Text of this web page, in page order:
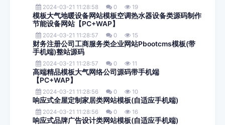
2024-03-21 11:28:58 0 19
模板大气地暖设备网站模板空调热水器设备类源码制作
节能设备网站【PC+WAP】
2024-03-21 11:28:57 0 15
财务注册公司工商服务类企业网站Pbootcms模板(带
手机端)整站源码
2024-03-21 11:28:57 0 11
高端精品模板大气网络公司源码带手机端
【PC+WAP】
2024-03-21 11:28:56 0 10
响应式全屋定制家居类网站模板(自适应手机端)
2024-03-21 11:28:56 0 16
响应式品牌广告设计类网站模板(自适应手机端)